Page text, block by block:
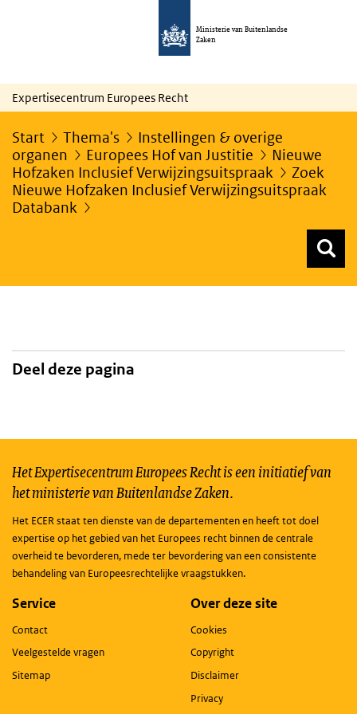
Ministerie van Buitenlandse
Zaken
Expertisecentrum Europees Recht
Start Thema's
Instellingen & overige
organen
Europees Hof van Justitie
Nieuwe
Hofzaken Inclusief Verwijzingsuitspraak
Zoek
Nieuwe Hofzaken Inclusief Verwijzingsuitspraak
Databank
Deel deze pagina
Het Expertisecentrum Europees Recht is een initiatief van
het ministerie van Buitenlandse Zaken.
Het ECER staat ten dienste van de departementen en heeft tot doel
expertise op het gebied van het Europees recht binnen de centrale
overheid te bevorderen, mede ter bevordering van een consistente
behandeling van Europeesrechtelijke vraagstukken.
Service
Contact
Veelgestelde vragen
Sitemap
Over deze site
Cookies
Copyright
Disclaimer
Privacy